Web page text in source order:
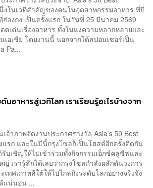
นึ่งในเวทีสำคัญของคนในอุตสาหกรรมอาหาร ที่ปี
องกง เป็นครั้งแรก ในวันที่ 25 มีนาคม 2569
ดเด่นเรื่องอาหาร ทั้งในแง่ความหลากหลายและ
เอเชีย โดยงานนี้ นอกจากได้สปอนเซอร์เป็น
Pa...
นอาหารสู่เวทีโลก เราเรียนรู้อะไรบ้างจาก
จ้าภาพจัดงานประกาศรางวัล Asia’s 50 Best
แรก และในปีนี้กรุงโซลก็เป็นโฮสต์อีกครั้งติดกัน
รับเชิญให้ไปเข้าร่วมทั้งกิจกรรมเอ็กซ์คลูซีฟและ
ญ่ เรารู้สึกได้เลยว่ากรุงโซลกำลังผลักดันวงการ
ทศเกาหลีใต้ให้ไปไกลถึงระดับโลกอย่างจริงจัง
แน่นอน ...